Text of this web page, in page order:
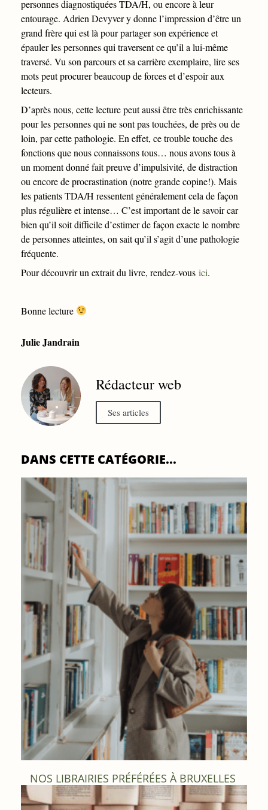
personnes diagnostiquées TDA/H, ou encore à leur
entourage. Adrien Devyver y donne l’impression d’être un
grand frère qui est là pour partager son expérience et
épauler les personnes qui traversent ce qu’il a lui-même
traversé. Vu son parcours et sa carrière exemplaire, lire ses
mots peut procurer beaucoup de forces et d’espoir aux
lecteurs.
D’après nous, cette lecture peut aussi être très enrichissante
pour les personnes qui ne sont pas touchées, de près ou de
loin, par cette pathologie. En effet, ce trouble touche des
fonctions que nous connaissons tous… nous avons tous à
un moment donné fait preuve d’impulsivité, de distraction
ou encore de procrastination (notre grande copine!). Mais
les patients TDA/H ressentent généralement cela de façon
plus régulière et intense… C’est important de le savoir car
bien qu’il soit difficile d’estimer de façon exacte le nombre
de personnes atteintes, on sait qu’il s’agit d’une pathologie
fréquente.
Pour découvrir un extrait du livre, rendez-vous ici.
Bonne lecture
Julie Jandrain
Rédacteur web
Ses articles
DANS CETTE CATÉGORIE...
NOS LIBRAIRIES PRÉFÉRÉES À BRUXELLES